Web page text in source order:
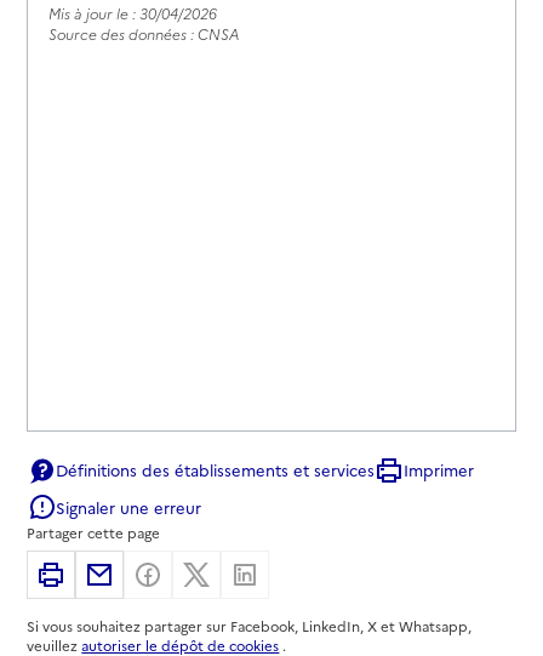
Mis à jour le : 30/04/2026
Source des données : CNSA
Définitions des établissements et services
Imprimer
Signaler une erreur
Partager cette page
ImprimerPartager par email
Partager sur Facebook
Partager sur X
Si vous souhaitez partager sur Facebook, LinkedIn, X et Whatsapp,
veuillezautoriser le dépôt de cookies .